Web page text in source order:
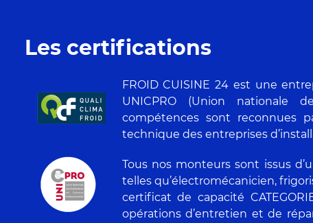
Les certifications
FROID CUISINE 24 est une
UNICPRO (Union nationale
compétences sont reconnues
technique des entreprises
Tous nos monteurs sont issus
telles qu’électromécanicien,
certificat de capacité
opérations d’entretien et de